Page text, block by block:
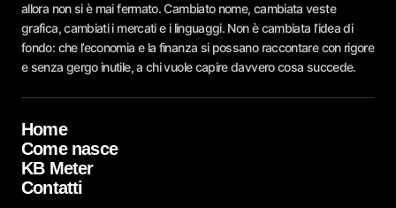
allora non si è mai fermato. Cambiato nome, cambiata veste
grafica, cambiati i mercati e i linguaggi. Non è cambiata l’idea di
fondo: che l’economia e la finanza si possano raccontare con rigore
e senza gergo inutile, a chi vuole capire davvero cosa succede.
Home
Come nasce
KB Meter
Contatti